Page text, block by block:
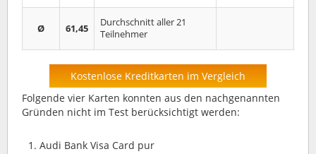
Ø 61,45
Durchschnitt aller 21
Teilnehmer
Kostenlose Kreditkarten im Vergleich
Folgende vier Karten konnten aus den nachgenannten
Gründen nicht im Test berücksichtigt werden:
Audi Bank Visa Card pur